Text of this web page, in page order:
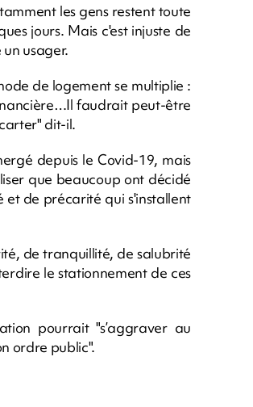
les gens restent toute
jours. Mais c'est injuste de
usager.
de logement se multiplie :
faudrait peut-être
dit-il.
depuis le Covid-19, mais
que beaucoup ont décidé
de précarité qui s'installent
de tranquillité, de salubrité
le stationnement de ces
pourrait "s’aggraver au
ordre public".